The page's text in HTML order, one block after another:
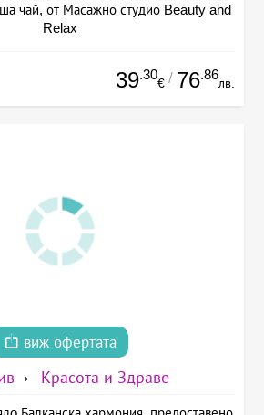
чай, от Масажно студио Beauty and
Relax
39.30
€ / 76.86
лв.
виж офертата
Красота и Здраве